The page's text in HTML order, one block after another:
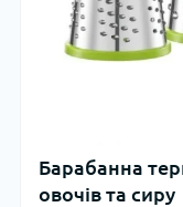
Барабанна
овочів та сиру